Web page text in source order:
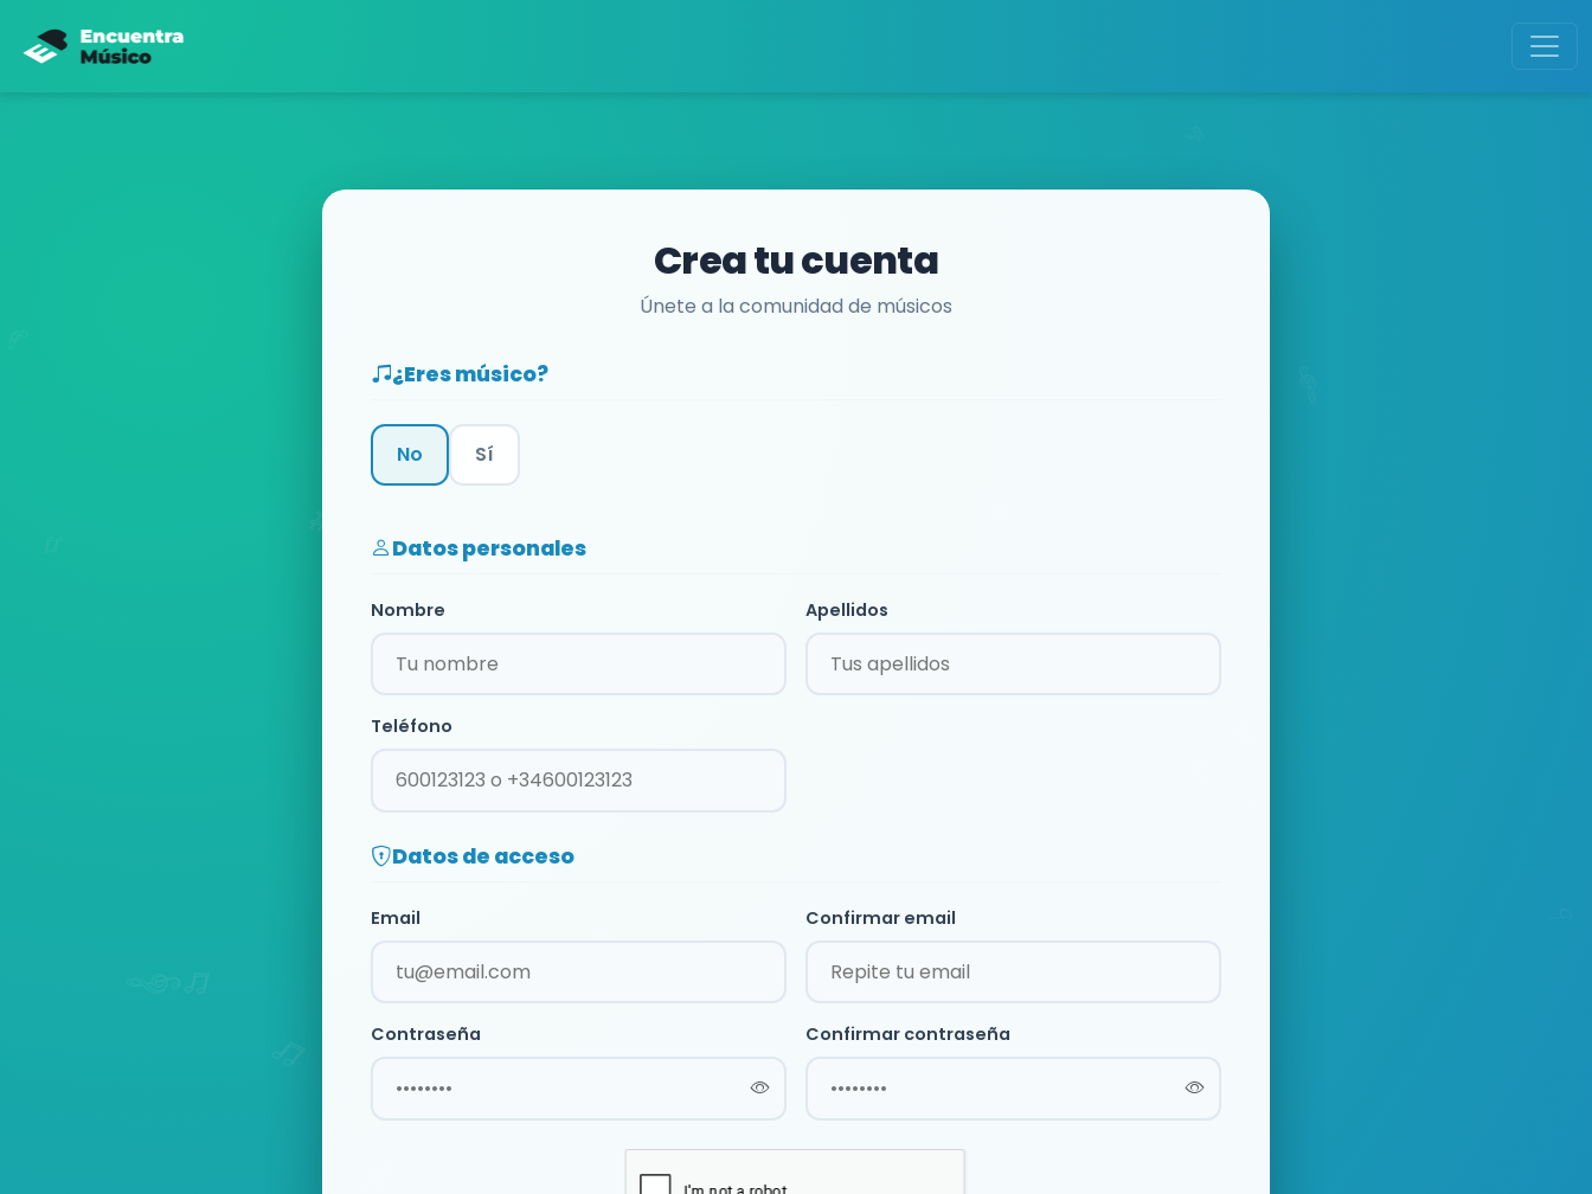
Crea tu cuenta
Únete a la comunidad de músicos
¿Eres músico?
No Sí
Datos personales
Nombre Apellidos
Teléfono
Datos de acceso
Email Confirmar email
Contraseña Confirmar contraseña